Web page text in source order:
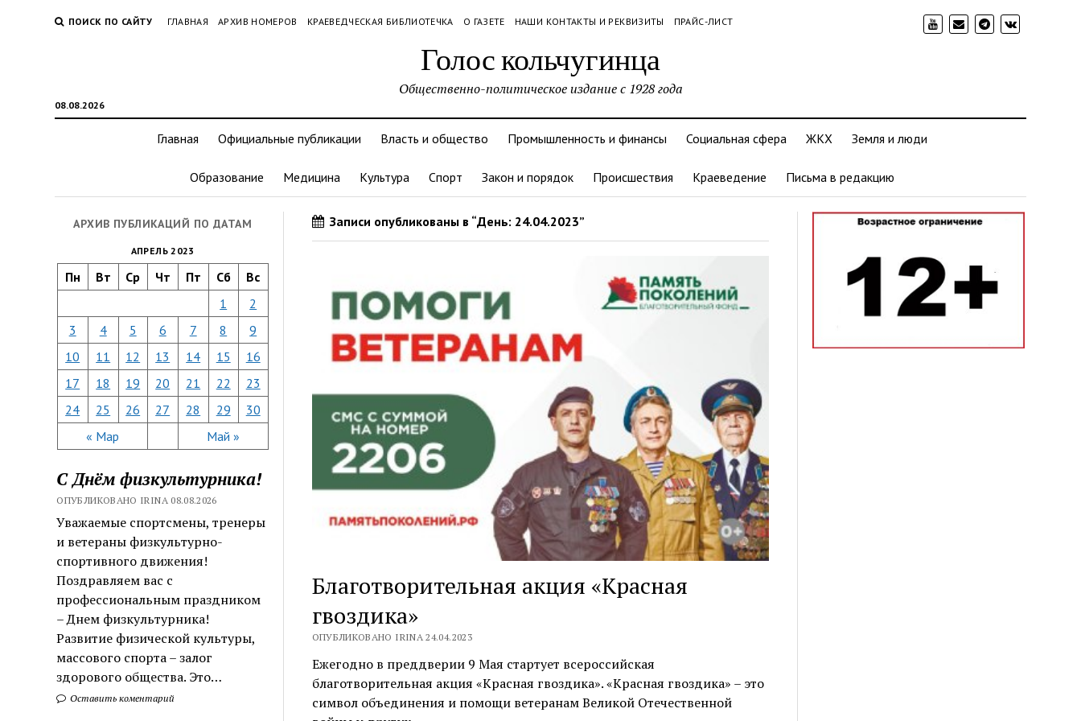
ПОИСК ПО САЙТУ ГЛАВНАЯ АРХИВ НОМЕРОВ КРАЕВЕДЧЕСКАЯ БИБЛИОТЕЧКА О ГАЗЕТЕ НАШИ КОНТАКТЫ И РЕКВИЗИТЫ ПРАЙС-ЛИСТ
Голос кольчугинца
08.08.2026
Общественно-политическое издание с 1928 года
Главная Официальные публикации Власть и общество Промышленность и финансы Социальная сфера ЖКХ Земля и люди
Образование Медицина Культура Спорт Закон и порядок Происшествия Краеведение Письма в редакцию
АРХИВ ПУБЛИКАЦИЙ ПО ДАТАМ
АПРЕЛЬ 2023
Пн Вт Ср Чт Пт Сб Вс
« Мар Май »
1
2
3
4 5 6 7 8
9
10
11 12 13 14 15
16
17
18 19 20 21 22
23
24
25 26 27 28 29 30
С Днём физкультурника!
ОПУБЛИКОВАНО IRINA 08.08.2026
Уважаемые спортсмены, тренеры
и ветераны физкультурно-
спортивного движения!
Поздравляем вас с
профессиональным праздником
– Днем физкультурника!
Развитие физической культуры,
массового спорта – залог
здорового общества. Это…
Оставить коментарий
Записи опубликованы в “День: 24.04.2023”
Благотворительная акция «Красная
гвоздика»
ОПУБЛИКОВАНО IRINA 24.04.2023
Ежегодно в преддверии 9 Мая стартует всероссийская
благотворительная акция «Красная гвоздика». «Красная гвоздика» – это
символ объединения и помощи ветеранам Великой Отечественной